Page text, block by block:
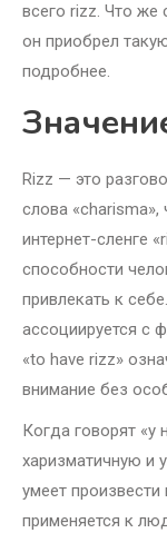
всего rizz. Что же
он приобрел
подробнее.
Rizz — это
слова «charisma»,
интернет-сленге
способности
привлекать к
ассоциируется с
«to have rizz»
внимание без
Когда говорят «у
харизматичную и
умеет
применяется к